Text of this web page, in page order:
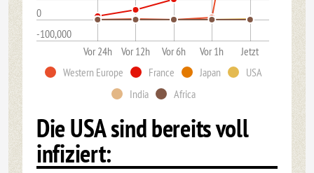
-100,000
0
Vor 24h Vor 12h Vor 6h Vor 1h
Jetzt
Western Europe
France Japan
USA
India
Africa
Die USA sind bereits voll
infiziert: